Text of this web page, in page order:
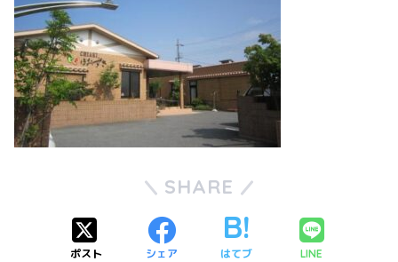
SHARE
ポスト シェア はてブ LINE